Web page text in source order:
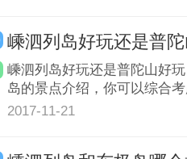
嵊泗列岛好玩还是普陀
嵊泗列岛好玩还是普陀山好
岛的景点介绍，你可以综合考
2017-11-21